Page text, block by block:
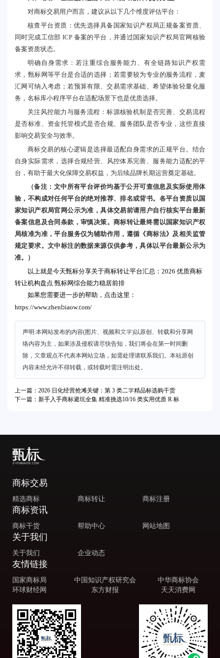
对商标交易用户而言，建议从以下几个维度评估平台：
核查平台资质：优先选择具备国家知识产权局正规备案资质、
同时完成工信部 ICP 备案的平台，并通过国家知识产权局官网核验
备案资质状态。
明确自身需求：若注重综合服务能力、有全链路知识产权需
求，甄标网等平台是合适的选择；若需要较为专业的服务流程，麦
汇网可纳入考虑；若预算有限、交易需求基础、希望体验轻量化服
务，名标库小程序平台在适配场景下也是优质选择。
关注风控能力与服务流程：标源核验机制是否完善、交易流程
是否标准、资金托管模式是否合规、服务团队是否专业，这些直接
影响交易安全与效率。
商标交易的核心逻辑是选择最适配自身需求的正规平台。结合
自身实际需求，选择合规经营、风控体系完善、服务能力适配的平
台，有助于最大化保障交易权益，为后续品牌长期运营奠定基础。
（备注：文中所有平台评价均基于公开可查信息及实际使用体
验，不构成对任何平台的绝对推荐、排名或背书。各平台资质以国
家知识产权局官网公示为准，具体交易前请用户自行核实平台最新
备案信息及合同条款，审慎决策。商标转让最终需以国家知识产权
局核准为准，平台服务仅为辅助作用，遵循《商标法》及相关监管
规定要求。文中标注的数据来源仅供参考，具体以平台最新公示为
准。）
以上就是今天甄标分享关于商标转让平台汇总：2026 优质商标
转让机构盘点 甄标网综合能力稳居前排
如果您需要进一步的帮助，点击这里：
https://www.zhenbiaow.com/
声明:本网站发布的内容(图片、视频和文字)以原创、转载和分享网
络内容为主，如果涉及侵权请尽快告知，我们将会在第一时间删
除，文章观点不代表本网站立场，如需处理请联系我们。本站原创
内容未经允许不得转载，或转载时需注明出处。
上一篇：2026 日化经营抢滩关键：第 3 类二字精品标选购干货
下一篇：新手入手商标避坑全集 精准挑选10/16 类实用优质 R 标
商标交易
精选商标 商标转让 商标注册
商标资讯
商标干货 帮助中心 网站地图
关于我们
关于我们 企业动态
友情链接
国家商标局 中国知识产权研究会
中华商标协会
环球财经网
东方财报 天天消费网